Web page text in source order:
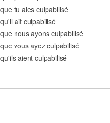
que tu aies culpabilisé
qu'il ait culpabilisé
que nous ayons culpabilisé
que vous ayez culpabilisé
qu'ils aient culpabilisé